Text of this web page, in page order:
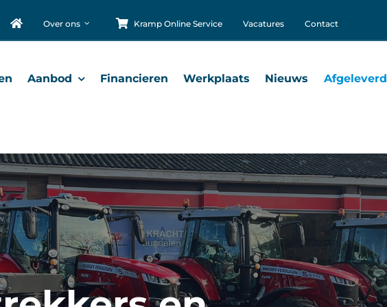
Over ons Kramp Online Service Vacatures Contact
Aanbod Financieren Werkplaats Nieuws Afgeleverd